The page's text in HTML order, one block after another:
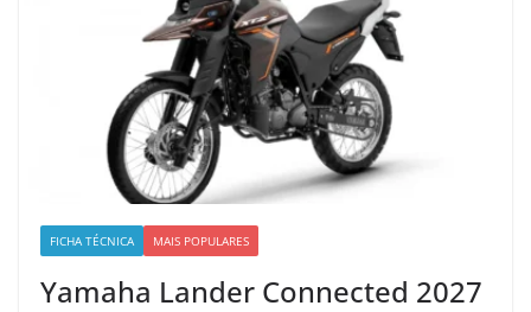
FICHA TÉCNICA MAIS POPULARES
Yamaha Lander Connected 2027